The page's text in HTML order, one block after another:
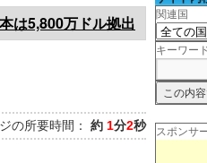
は5,800万ドル拠出
の所要時間： 約 1分2秒
関連国
キーワー
スポンサ